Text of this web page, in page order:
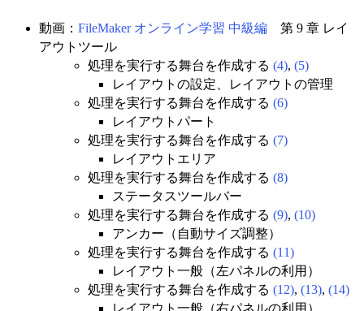
動画： FileMaker オンライン学習 中級編 第 9 章 レイ
アウトツール
処理を実行する舞台を作成する (4), (5)
レイアウトの設定、レイアウトの管理
処理を実行する舞台を作成する (6)
レイアウトパート
処理を実行する舞台を作成する (7)
レイアウトエリア
処理を実行する舞台を作成する (8)
ステータスツールバー
処理を実行する舞台を作成する (9), (10)
アンカー（自動サイズ調整）
処理を実行する舞台を作成する (11)
レイアウト一般（左パネルの利用）
処理を実行する舞台を作成する (12), (13), (14)